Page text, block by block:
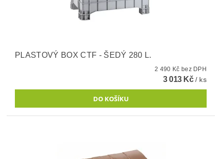
PLASTOVÝ BOX CTF - ŠEDÝ 280 L.
2 490 Kč bez DPH
3 013 Kč/ ks